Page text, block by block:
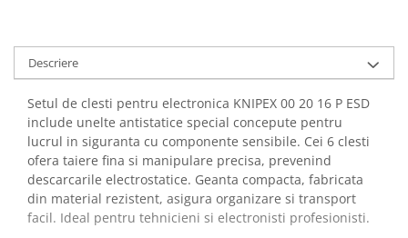
Contactoare
Blocuri de Distributie
Tablouri Electrice
Accesorii Tablouri Electrice
Stabilizatoare de Tensiune
Convertoare de Tensiune
Banda Izolatoare
Panouri Fotovoltaice
Descriere
Setul de clesti pentru electronica KNIPEX 00 20 16 P ESD
include unelte antistatice special concepute pentru
lucrul in siguranta cu componente sensibile. Cei 6 clesti
ofera taiere fina si manipulare precisa, prevenind
descarcarile electrostatice. Geanta compacta, fabricata
din material rezistent, asigura organizare si transport
facil. Ideal pentru tehnicieni si electronisti profesionisti.